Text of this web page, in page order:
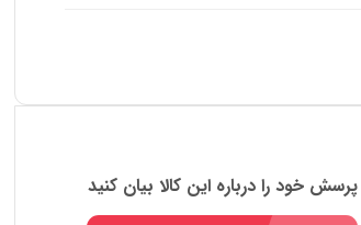
پرسش خود را درباره این کالا بیان کنید